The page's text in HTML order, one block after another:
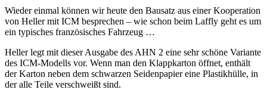
Wieder einmal können wir heute den Bausatz aus einer Kooperation
von Heller mit ICM besprechen – wie schon beim Laffly geht es um
ein typisches französisches Fahrzeug …
Heller legt mit dieser Ausgabe des AHN 2 eine sehr schöne Variante
des ICM-Modells vor. Wenn man den Klappkarton öffnet, enthält
der Karton neben dem schwarzen Seidenpapier eine Plastikhülle, in
der alle Teile verschweißt sind.